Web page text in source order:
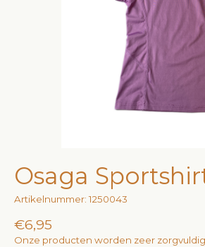
Osaga
Artikelnummer: 1250043
€6,95
Onze producten worden zeer